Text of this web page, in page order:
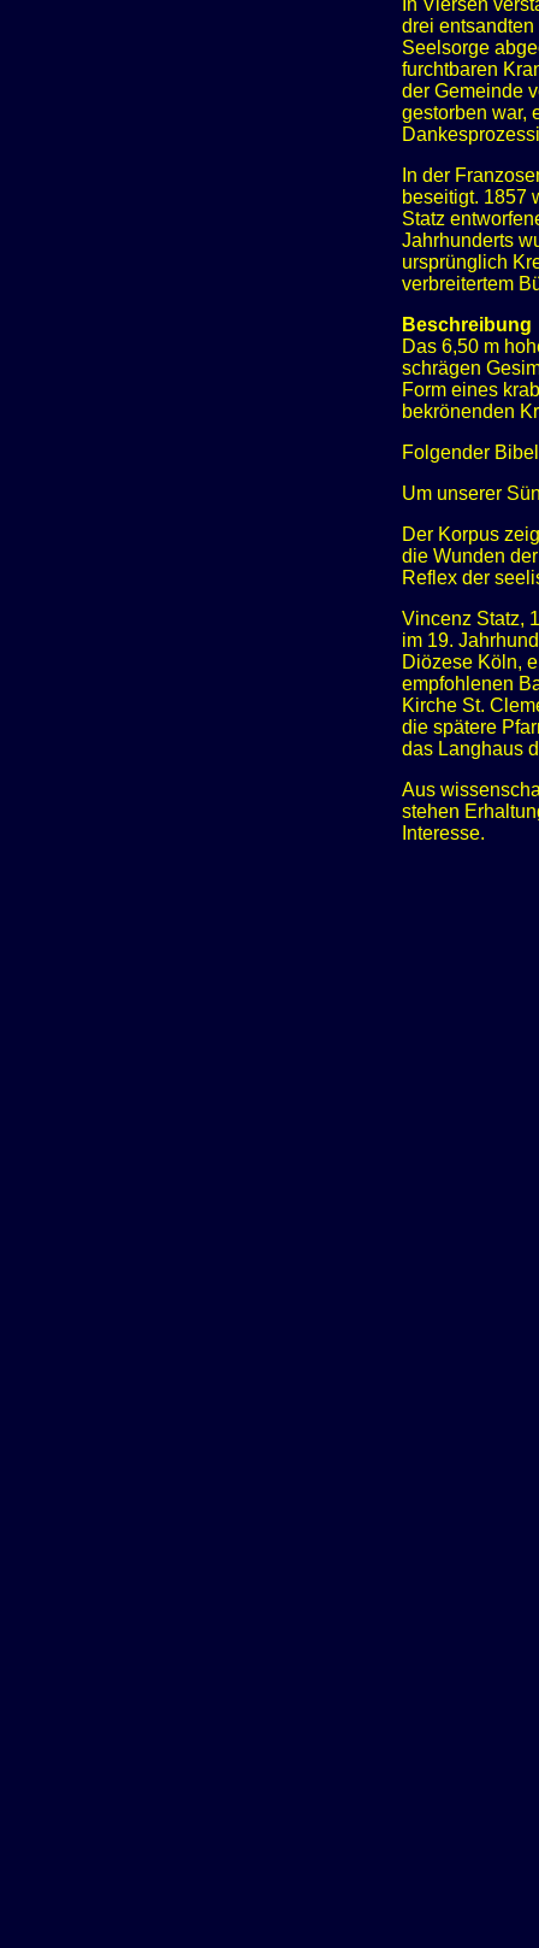
In Viersen
drei
Seelsorge
furchtbaren
der Gemeinde
gestorben war,
In der
beseitigt. 1857
Statz
Jahrhunderts
ursprünglich
verbreitertem
Beschreibung
Das 6,50 m
schrägen
Form eines
bekrönenden
Folgender
Um unserer
Der Korpus
die Wunden
Reflex der
Vincenz Statz,
im 19.
Diözese Köln,
empfohlenen
Kirche St.
die spätere
das Langhaus
Aus
stehen
Interesse.